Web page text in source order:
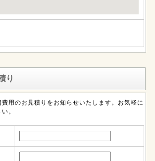
り
費用のお見積りをお知らせいたします。お気軽に
。